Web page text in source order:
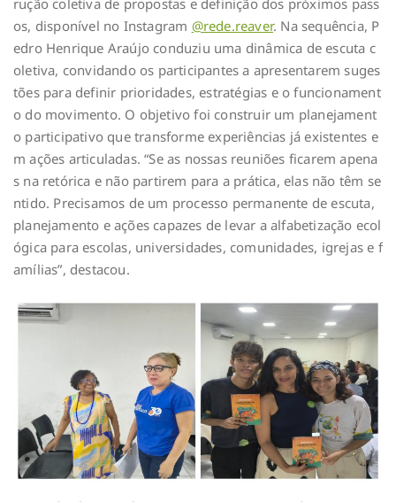
os, disponível no Instagram @rede.reaver. Na sequência, P
edro Henrique Araújo conduziu uma dinâmica de escuta c
oletiva, convidando os participantes a apresentarem suges
tões para definir prioridades, estratégias e o funcionament
o do movimento. O objetivo foi construir um planejament
o participativo que transforme experiências já existentes e
m ações articuladas. “Se as nossas reuniões ficarem apena
s na retórica e não partirem para a prática, elas não têm se
ntido. Precisamos de um processo permanente de escuta,
planejamento e ações capazes de levar a alfabetização ecol
ógica para escolas, universidades, comunidades, igrejas e f
amílias”, destacou.